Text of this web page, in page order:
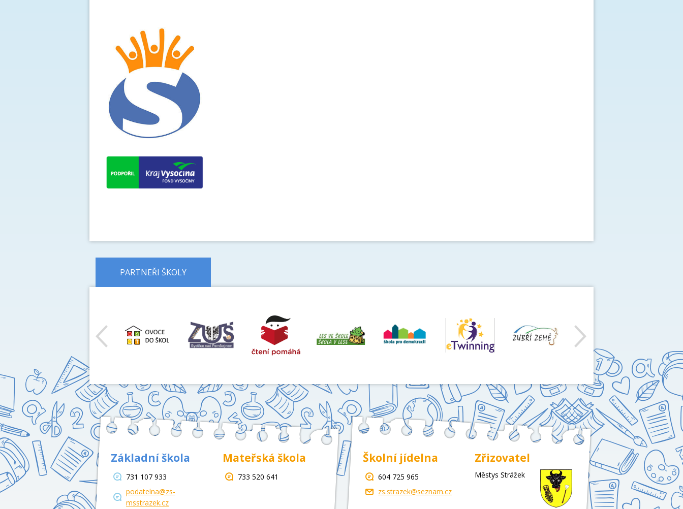
PARTNEŘI ŠKOLY
Základní škola
731 107 933
podatelna@zs-
msstrazek.cz
Mateřská škola
733 520 641
Školní jídelna
604 725 965
zs.strazek@seznam.cz
Zřizovatel
Městys Strážek